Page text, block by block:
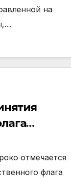
на
отмечается
флага